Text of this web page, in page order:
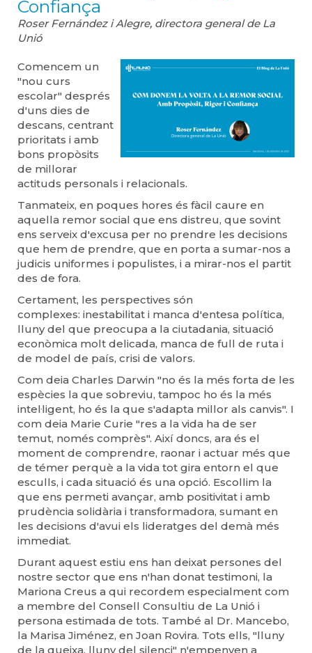
Confiança
Roser Fernández i Alegre, directora general de La
Unió
Comencem un
"nou curs
escolar" després
d'uns dies de
descans, centrant
prioritats i amb
bons propòsits
de millorar
actituds personals i relacionals.
Tanmateix, en poques hores és fàcil caure en
aquella remor social que ens distreu, que sovint
ens serveix d'excusa per no prendre les decisions
que hem de prendre, que en porta a sumar-nos a
judicis uniformes i populistes, i a mirar-nos el partit
des de fora.
Certament, les perspectives són
complexes: inestabilitat i manca d'entesa política,
lluny del que preocupa a la ciutadania, situació
econòmica molt delicada, manca de full de ruta i
de model de país, crisi de valors.
Com deia Charles Darwin "no és la més forta de les
espècies la que sobreviu, tampoc ho és la més
intel·ligent, ho és la que s'adapta millor als canvis". I
com deia Marie Curie "res a la vida ha de ser
temut, només comprès". Així doncs, ara és el
moment de comprendre, raonar i actuar més que
de témer perquè a la vida tot gira entorn el que
esculls, i cada situació és una opció. Escollim la
que ens permeti avançar, amb positivitat i amb
prudència solidària i transformadora, sumant en
les decisions d'avui els lideratges del demà més
immediat.
Durant aquest estiu ens han deixat persones del
nostre sector que ens n'han donat testimoni, la
Mariona Creus a qui recordem especialment com
a membre del Consell Consultiu de La Unió i
persona estimada de tots. També al Dr. Mancebo,
la Marisa Jiménez, en Joan Rovira. Tots ells, "lluny
de la queixa, lluny del silenci" n'empenyen a